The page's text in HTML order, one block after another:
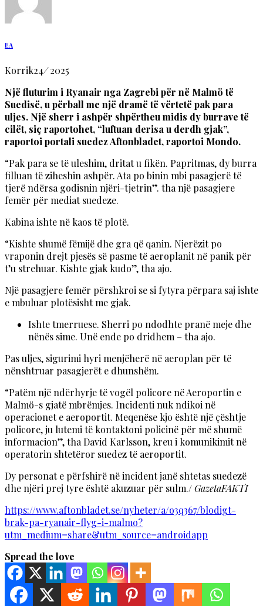
EA
Korrik24/2025
Një fluturim i Ryanair nga Zagrebi për në Malmö të
Suedisë, u përball me një dramë të vërtetë pak para
uljes. Një sherr i ashpër shpërtheu midis dy burrave të
cilët, siç raportohet, “luftuan derisa u derdh gjak”,
raportoi portali suedez Aftonbladet, raportoi Mondo.
“Pak para se të uleshim, dritat u fikën. Papritmas, dy burra
filluan të ziheshin ashpër. Ata po binin mbi pasagjerë të
tjerë ndërsa godisnin njëri-tjetrin”. tha një pasagjere
femër për mediat suedeze.
Kabina ishte në kaos të plotë.
“Kishte shumë fëmijë dhe gra që qanin. Njerëzit po
vraponin drejt pjesës së pasme të aeroplanit në panik për
t’u strehuar. Kishte gjak kudo”, tha ajo.
Një pasagjere femër përshkroi se si fytyra përpara saj ishte
e mbuluar plotësisht me gjak.
Ishte tmerruese. Sherri po ndodhte pranë meje dhe
nënës sime. Unë ende po dridhem – tha ajo.
Pas uljes, sigurimi hyri menjëherë në aeroplan për të
nënshtruar pasagjerët e dhunshëm.
“Patëm një ndërhyrje të vogël policore në Aeroportin e
Malmö-s gjatë mbrëmjes. Incidenti nuk ndikoi në
operacionet e aeroportit. Meqenëse kjo është një çështje
policore, ju lutemi të kontaktoni policinë për më shumë
informacion”, tha David Karlsson, kreu i komunikimit në
operatorin shtetëror suedez të aeroportit.
Dy personat e përfshirë në incident janë shtetas suedezë
dhe njëri prej tyre është akuzuar për sulm./GazetaFAKTI
https://www.aftonbladet.se/nyheter/a/o3q367/blodigt-
brak-pa-ryanair-flyg-i-malmo?
utm_medium=share&utm_source=androidapp
Spread the love